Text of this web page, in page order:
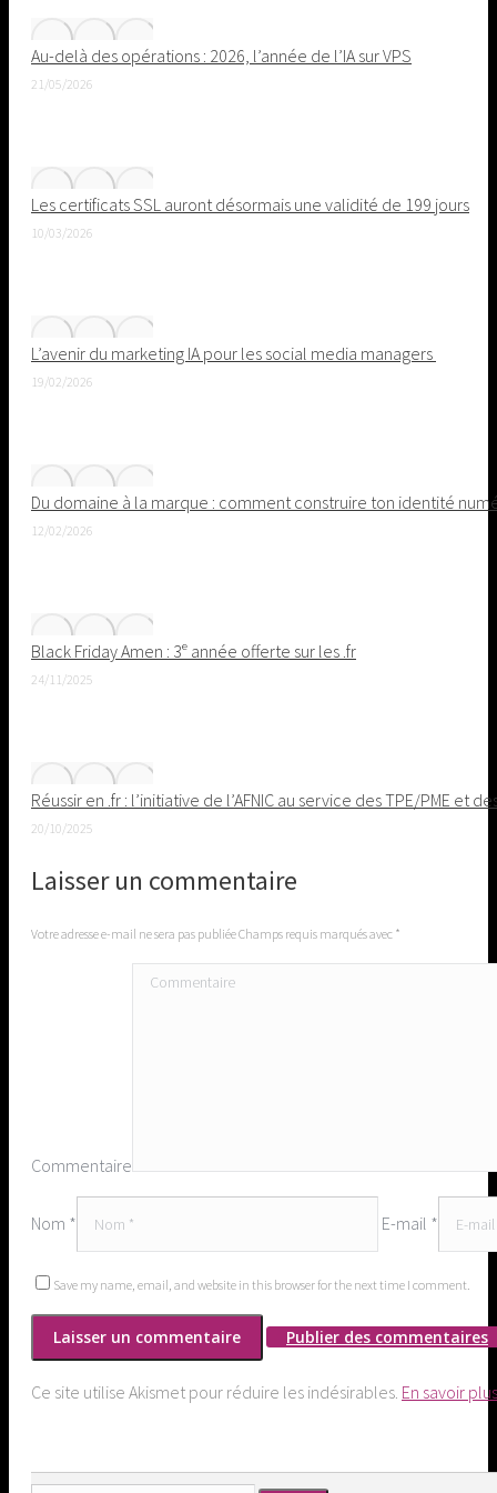
Au-delà des opérations : 2026, l’année de l’IA sur VPS
21/05/2026
Les certificats SSL auront désormais une validité de 199 jours
10/03/2026
L’avenir du marketing IA pour les social media managers
19/02/2026
Du domaine à la marque : comment construire ton identité
12/02/2026
Black Friday Amen : 3ᵉ année offerte sur les .fr
24/11/2025
Réussir en .fr : l’initiative de l’AFNIC au service des TPE/PME et
20/10/2025
Laisser un commentaire
Votre adresse e-mail ne sera pas publiée Champs requis marqués avec *
Commentaire
Nom * E-mail *
Save my name, email, and website in this browser for the next time I comment.
Publier des commentaires
Ce site utilise Akismet pour réduire les indésirables. En savoir